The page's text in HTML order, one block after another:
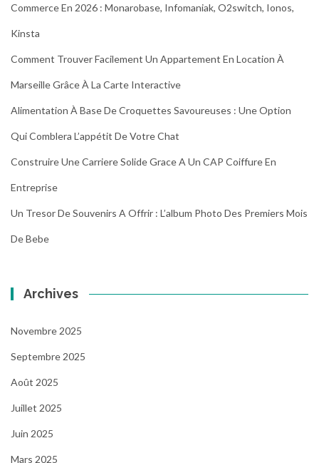
Commerce En 2026 : Monarobase, Infomaniak, O2switch, Ionos,
Kinsta
Comment Trouver Facilement Un Appartement En Location À
Marseille Grâce À La Carte Interactive
Alimentation À Base De Croquettes Savoureuses : Une Option
Qui Comblera L’appétit De Votre Chat
Construire Une Carriere Solide Grace A Un CAP Coiffure En
Entreprise
Un Tresor De Souvenirs A Offrir : L’album Photo Des Premiers Mois
De Bebe
Archives
Novembre 2025
Septembre 2025
Août 2025
Juillet 2025
Juin 2025
Mars 2025